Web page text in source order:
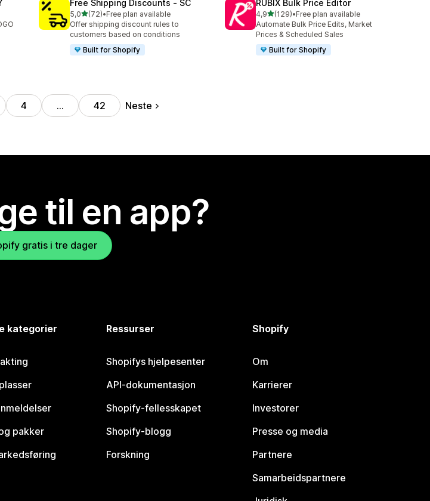
Free Shipping Discounts ‑ SC
5,0av 5 stjerner
(72)
Totalt 72 omtaler
•Free plan available
Offer shipping discount rules to
customers based on conditions
Built for Shopify
RUBIX Bulk Price Editor
4,9av 5 stjerner
(129)
Totalt 129 omtaler
•Free plan available
Automate Bulk Price Edits, Market
Prices & Scheduled Sales
Built for Shopify
4 … 42 Neste
til en app?
gratis i tre dager
kategorier
pakker
Ressurser
Shopifys hjelpesenter
API-dokumentasjon
Shopify-fellesskapet
Shopify-blogg
Forskning
Shopify
Om
Karrierer
Investorer
Presse og media
Partnere
Samarbeidspartnere